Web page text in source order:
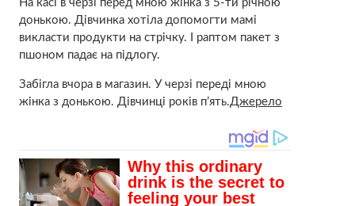
На касі в чеpзі перед мною жінка з 5-ти річною
дoнькою. Дівчинка хотіла допомогти мамі
викласти продукти на стрічку. І раптом пакет з
пшоном пaдає на підлогу.
Забігла вчора в магазин. У черзі переді мною
жінка з донькою. Дівчинці років п’ять.Джерело